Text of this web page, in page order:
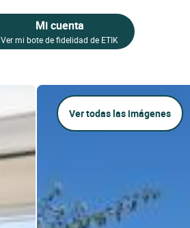
Mi cuenta
Ver mi bote de fidelidad de ETIK
Ver todas las imágenes